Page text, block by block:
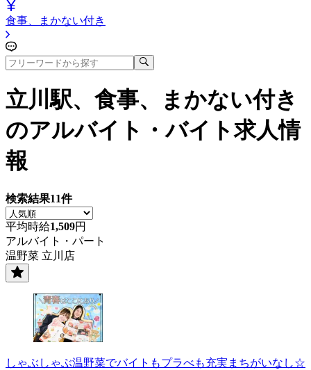
食事、まかない付き
立川駅、食事、まかない付き
のアルバイト・バイト求人情
報
検索結果11件
平均時給1,509円
アルバイト・パート
温野菜 立川店
しゃぶしゃぶ温野菜でバイトもプラべも充実まちがいなし☆